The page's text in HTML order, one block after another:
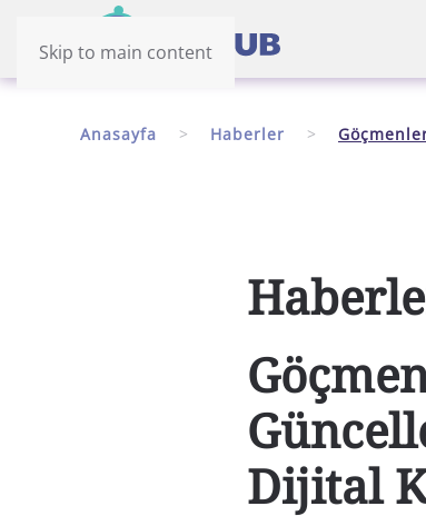
Skip to main content
Anasayfa Haberler
Dijital